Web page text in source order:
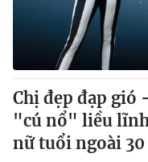
Sản phẩm
Thị trường
Tư vấn
Lịch phát sóng
Chuyên mục khác
Emagazine
Chị đẹp đạp gió
"cú nổ" liều
nữ tuổi ngoài 30